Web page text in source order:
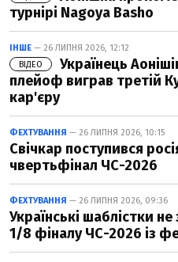
турнірі Nagoya Basho
ІНШЕ — 26 ЛИПНЯ 2026, 12:12
ВІДЕО
Українець
плейоф виграв третій
кар'єру
ФЕХТУВАННЯ — 26 ЛИПНЯ 2026, 10:15
Свічкар поступився
чвертьфінал ЧС-2026
ФЕХТУВАННЯ — 26 ЛИПНЯ 2026, 09:36
Українські шаблістки
1/8 фіналу ЧС-2026 із